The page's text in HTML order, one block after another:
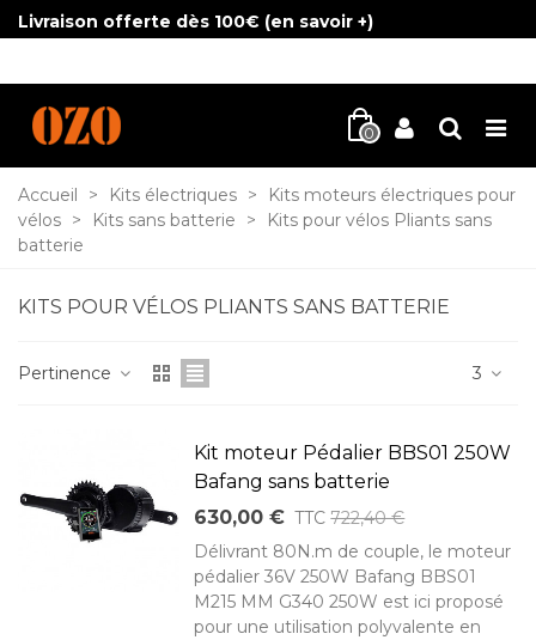
Livraison offerte dès 100€ (en savoir +)
0
Accueil > Kits électriques >
Kits moteurs électriques pour
vélos > Kits sans batterie >
Kits pour vélos Pliants sans
batterie
KITS POUR VÉLOS PLIANTS SANS BATTERIE
Pertinence 3
Kit moteur Pédalier BBS01 250W
Bafang sans batterie
630,00 € TTC 722,40 €
Délivrant 80N.m de couple, le moteur
pédalier 36V 250W Bafang BBS01
M215 MM G340 250W est ici proposé
pour une utilisation polyvalente en